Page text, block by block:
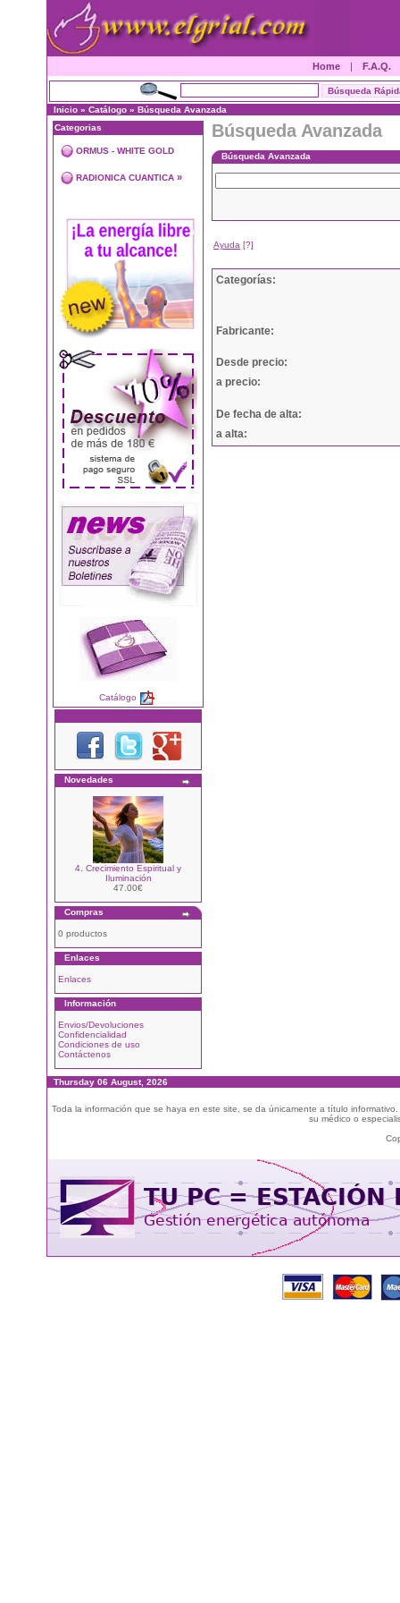
Home | F.A.Q.
Inicio » Catálogo » Búsqueda Avanzada
Categorias
ORMUS - WHITE GOLD
RADIONICA CUANTICA »
Catálogo
Novedades
4. Crecimiento Espiritual y
Iluminación
47.00€
Compras
0 productos
Enlaces
Enlaces
Información
Envios/Devoluciones
Confidencialidad
Condiciones de uso
Contáctenos
Búsqueda Avanzada
Búsqueda Avanzada
Ayuda [?]
Categorías:
Fabricante:
Desde precio:
a precio:
De fecha de alta:
a alta:
Thursday 06 August, 2026
Toda la información que se haya en este site, se da únicamente a título
su médico o